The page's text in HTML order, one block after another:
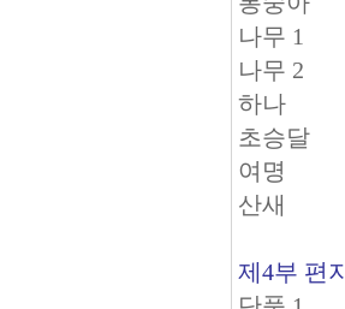
나무 1
나무 2
하나
초승달
여명
산새
제4부 편지